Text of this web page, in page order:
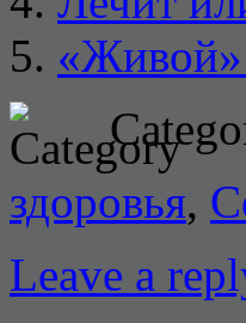
«Живой»
здоровья,
Leave a